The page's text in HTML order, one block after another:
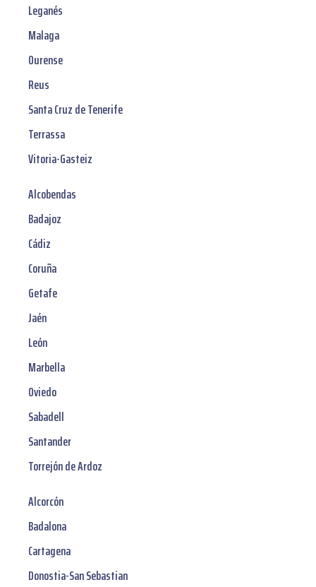
Leganés
Malaga
Ourense
Reus
Santa Cruz de Tenerife
Terrassa
Vitoria-Gasteiz
Alcobendas
Badajoz
Cádiz
Coruña
Getafe
Jaén
León
Marbella
Oviedo
Sabadell
Santander
Torrejón de Ardoz
Alcorcón
Badalona
Cartagena
Donostia-San Sebastian